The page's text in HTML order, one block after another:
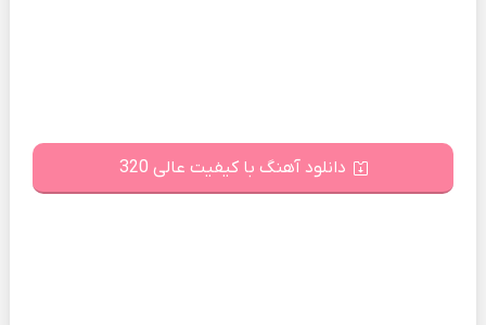
دانلود آهنگ با کیفیت عالی 320